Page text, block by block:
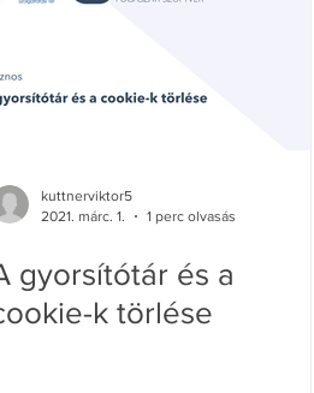
kuttnerviktor5
2021. márc. 1.
1 perc olvasás
gyorsítótár és a
k törlése